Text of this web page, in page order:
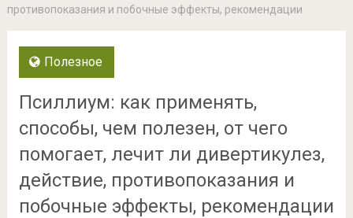
противопоказания и побочные эффекты, рекомендации
Полезное
Псиллиум: как применять,
способы, чем полезен, от чего
помогает, лечит ли дивертикулез,
действие, противопоказания и
побочные эффекты, рекомендации